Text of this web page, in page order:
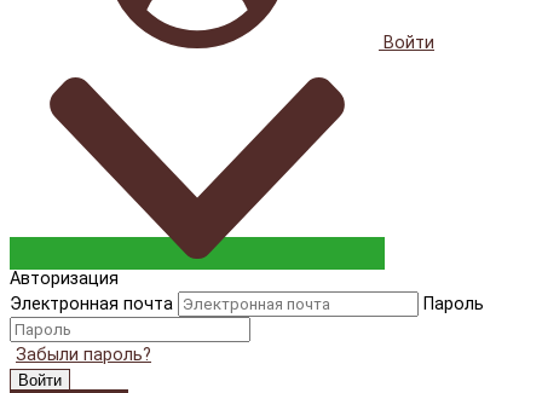
Войти
Авторизация
Электронная почта
Пароль
Забыли пароль?
Войти